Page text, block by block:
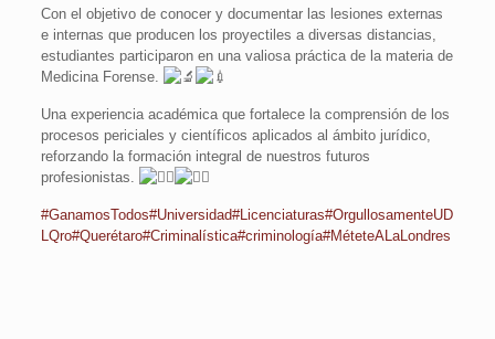
Con el objetivo de conocer y documentar las lesiones externas
e internas que producen los proyectiles a diversas distancias,
estudiantes participaron en una valiosa práctica de la materia de
Medicina Forense.
Una experiencia académica que fortalece la comprensión de los
procesos periciales y científicos aplicados al ámbito jurídico,
reforzando la formación integral de nuestros futuros
profesionistas.
#GanamosTodos#Universidad#Licenciaturas#OrgullosamenteUD
LQro#Querétaro#Criminalística#criminología#MéteteALaLondres